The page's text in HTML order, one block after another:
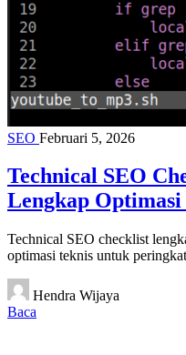
SEO Februari 5, 2026
Technical SEO
Lengkap Optimasi
Technical SEO checklist
optimasi teknis untuk
Hendra Wijaya
Baca